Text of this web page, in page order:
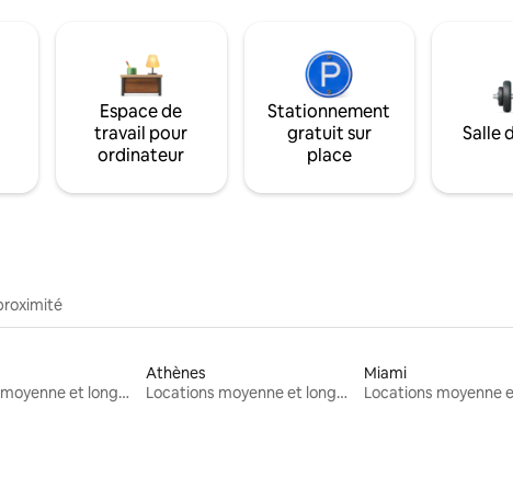
Espace de
travail pour
ordinateur
Stationnement
gratuit sur
place
Salle
Locations moyenne et longue durée
Athènes
Locations moyenne et longue durée
Miami